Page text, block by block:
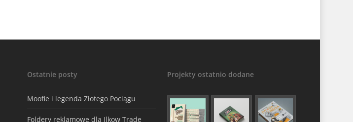
Ostatnie posty
Moofie i legenda Złotego Pociągu
Foldery reklamowe dla Ilkow Trade
Projekty ostatnio dodane